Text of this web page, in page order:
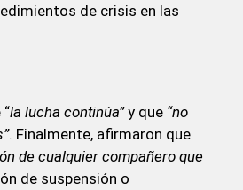
de crisis en las
la lucha continúa”y que “no
. Finalmente, afirmaron que
de cualquier compañero que
de suspensión o